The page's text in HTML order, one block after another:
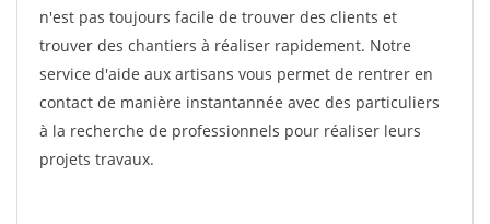
n'est pas toujours facile de trouver des clients et
trouver des chantiers à réaliser rapidement. Notre
service d'aide aux artisans vous permet de rentrer en
contact de manière instantannée avec des particuliers
à la recherche de professionnels pour réaliser leurs
projets travaux.